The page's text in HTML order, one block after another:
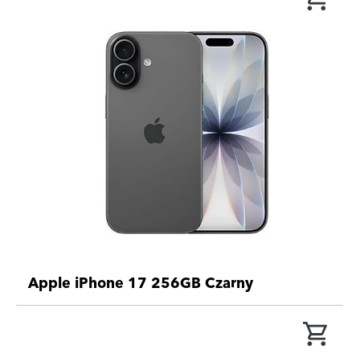
Apple iPhone 17 256GB Czarny